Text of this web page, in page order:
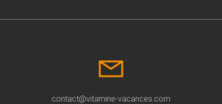
contact@vitamine-vacances.com